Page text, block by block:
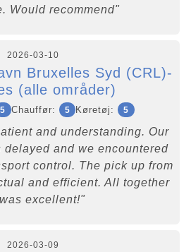
Would recommend"
2026-03-10
Bruxelles Syd (CRL)-
(alle områder)
5 Chauffør: 5 Køretøj: 5
and understanding. Our
and we encountered
control. The pick up from
and efficient. All together
excellent!"
2026-03-09